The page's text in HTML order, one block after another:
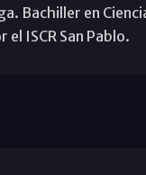
Bachiller en
el ISCR San Pablo.